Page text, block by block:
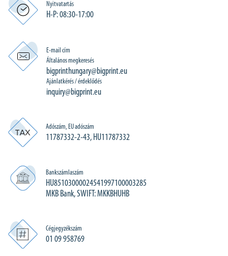
Nyitvatartás
H-P: 08:30-17:00
E-mail cím
Általános megkeresés
bigprinthungary@bigprint.eu
Ajánlatkérés / érdeklődés
inquiry@bigprint.eu
Adószám, EU adószám
11787332-2-43, HU11787332
Bankszámlaszám
HU85103000024541997100003285
MKB Bank, SWIFT: MKKBHUHB
Cégjegyzékszám
01 09 958769